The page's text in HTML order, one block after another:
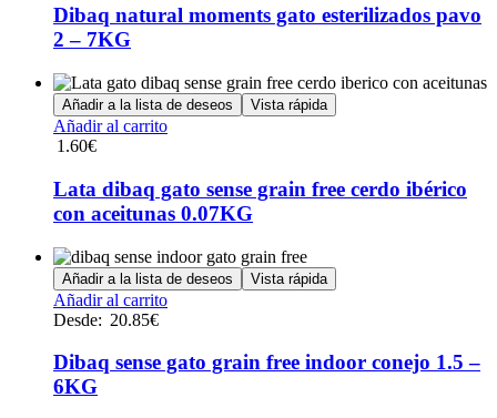
múltiples
se
pueden
elegir
página
de
Dibaq natural moments gato esterilizados pavo
2 – 7KG
Añadir a la lista de deseos Vista rápida
Añadir al carrito
1.60€
Lata dibaq gato sense grain free cerdo ibérico
con aceitunas 0.07KG
Añadir a la lista de deseos Vista rápida
Añadir al carritoEste
múltiples
variantes.
Desde: 20.85€
Dibaq sense gato grain free indoor conejo 1.5 –
6KG